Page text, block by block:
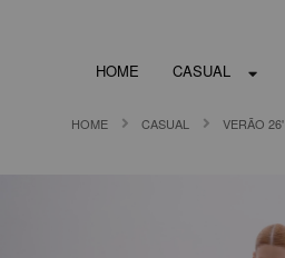
HOME CASUAL
HOME CASUAL VERÃO 26'